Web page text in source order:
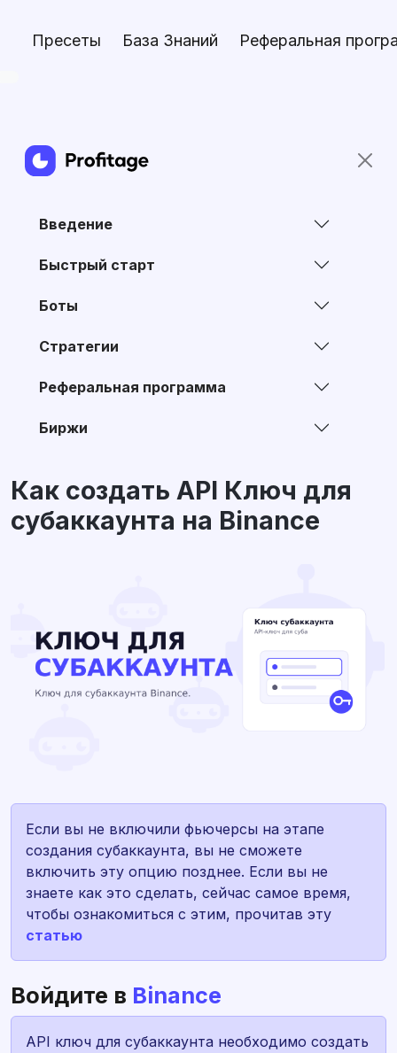
Пресеты База Знаний Реферальная
Введение
Быстрый старт
Боты
Стратегии
Реферальная программа
Биржи
Как создать API Ключ для
субаккаунта на Binance
Если вы не включили фьючерсы на этапе
создания субаккаунта, вы не сможете
включить эту опцию позднее. Если вы не
знаете как это сделать, сейчас самое время,
чтобы ознакомиться с этим, прочитав эту
статью
Войдите в Binance
API ключ для субаккаунта необходимо создать